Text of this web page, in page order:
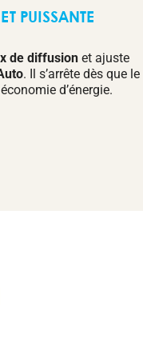
PUISSANTE
de diffusionet ajuste
. Il s’arrête dès que le
d’énergie.